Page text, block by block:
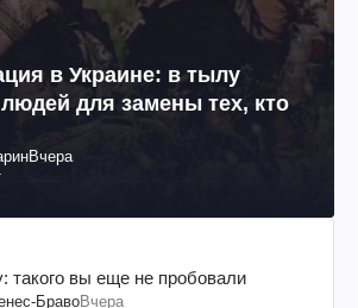
в Украине: в тылу
для замены тех, кто
Вчера
такого вы еще не пробовали
БравоВчера